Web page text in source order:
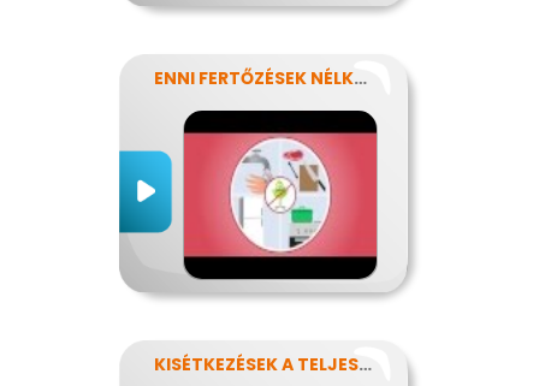
ENNI FERTŐZÉSEK NÉLKÜL
KISÉTKEZÉSEK A TELJESÍTMÉNYÉRT